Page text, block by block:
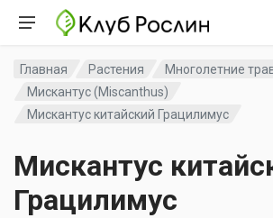
Главная Растения
Многолетние
Мискантус (Miscanthus)
Мискантус китайский Грацилимус
Мискантус
Грацилимус